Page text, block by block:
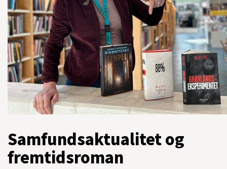
Samfundsaktualitet og
fremtidsroman